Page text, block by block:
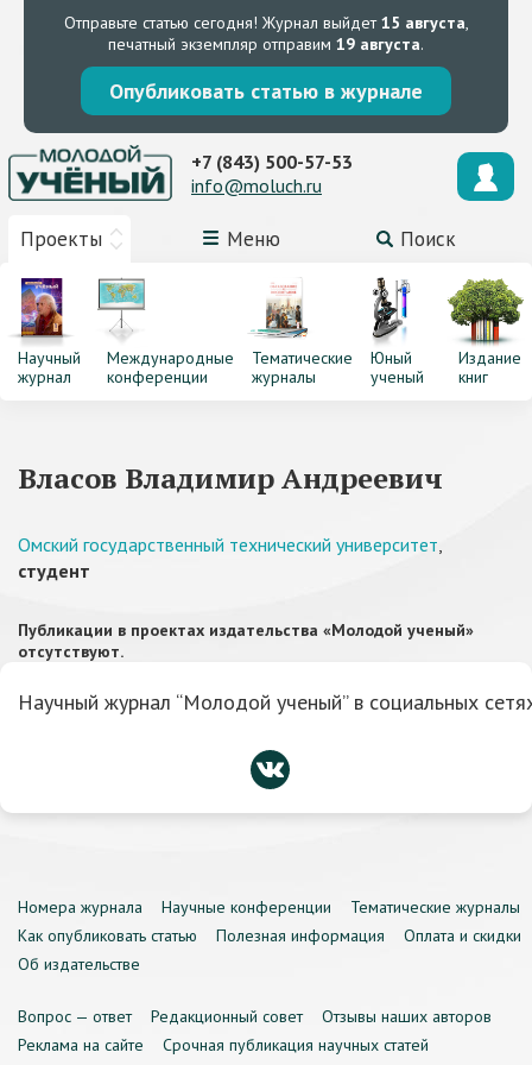
Отправьте статью сегодня! Журнал выйдет15 августа,
печатный экземпляр отправим 19 августа.
Опубликовать статью в журнале
Проекты Меню Поиск
+7 (843) 500-57-53
info@moluch.ru
Научный
журнал
Международные
конференции
Тематические
журналы
Юный
ученый
Издание
книг
Власов Владимир Андреевич
Омский государственный технический университет,
студент
Публикации в проектах издательства «Молодой ученый»
отсутствуют.
Научный журнал “Молодой ученый” в социальных
Номера журнала Научные конференции
Тематические журналы
Как опубликовать статью
Полезная информация
Оплата и скидки
Об издательстве
Вопрос — ответ Редакционный совет
Отзывы наших авторов
Реклама на сайте
Срочная публикация научных статей